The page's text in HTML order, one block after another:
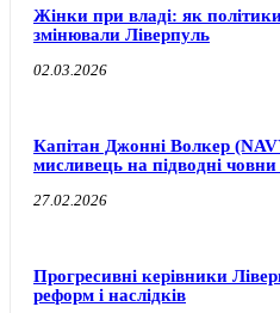
Жінки при владі: як
змінювали Ліверпуль
02.03.2026
Капітан Джонні Волкер
мисливець на підводні човни
27.02.2026
Прогресивні керівники
реформ і наслідків